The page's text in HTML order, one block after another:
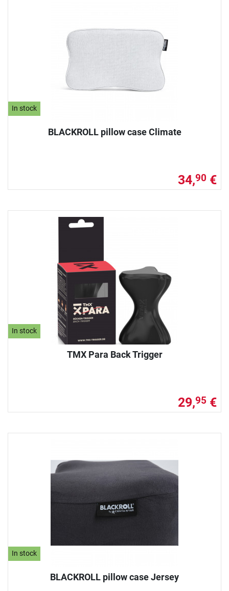
In stock
BLACKROLL pillow case Climate
34,90 €
In stock
TMX Para Back Trigger
29,95 €
In stock
BLACKROLL pillow case Jersey